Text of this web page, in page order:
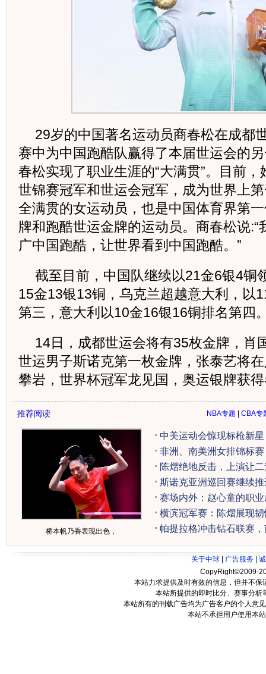
29岁的中国著名运动员商春松在成都
赛中为中国跑酷队赢得了本届世运会的
春松实现了职业生涯的“大满贯”。目前
世锦赛冠军和世运会冠军，成为世界上
全满贯的女运动员，也是中国体育界第
牌和跑酷世运金牌的运动员。商春松说
广中国跑酷，让世界看到中国跑酷。”
截至目前，中国队继续以21金6银4铜
15金13银13铜，乌克兰超越意大利，以
第三，意大利以10金16银16铜排名第四
14日，成都世运会将有35枚金牌，肖
世运男子斯诺克第一枚金牌，张泰艺将
攀岩，世界杯冠军龙见国，奥运银牌获
推荐阅读 NBA专题 CBA专
中美运动会惊现标枪新
非洲、南美洲女排锦标
陈熠绝地反击，上演让
斯诺克亚洲巡回赛继续
赛场内外：赵心童的职
横滨冠军赛：陈熠展现
帕提拉格冲击钻石联赛
桥本帆乃香表现出色，
关于中球 广告服务
CopyRight©2009-
本站力求提供及时有效的信息，但并不
本站所提供的即时比分、赛事分
本站所有的刊载广告均为广告客户的个人意
本站不承担用户使用本